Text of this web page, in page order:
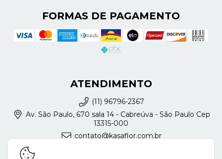
FORMAS DE PAGAMENTO
ATENDIMENTO
(11) 96796-2367
Av. São Paulo, 670 sala 14 - Cabreúva - São Paulo Cep
13315-000
contato@kasaflor.com.br